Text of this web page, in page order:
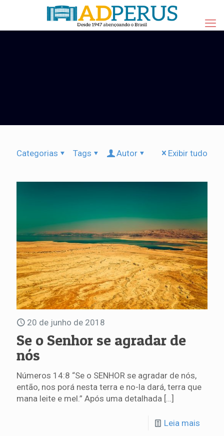
Categorias Tags Autor Exibir tudo
20 de junho de 2018
Se o Senhor se agradar de
nós
Números 14:8 “Se o SENHOR se agradar de nós,
então, nos porá nesta terra e no-la dará, terra que
mana leite e mel.” Após uma detalhada […]
Leia mais